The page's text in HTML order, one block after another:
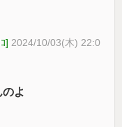
] 2024/10/03(木) 22:0
よ